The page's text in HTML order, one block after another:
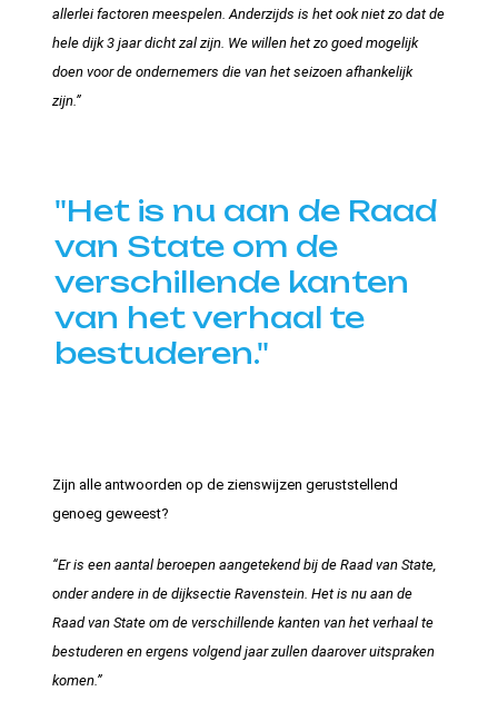
allerlei factoren meespelen. Anderzijds is het ook niet zo dat de
hele dijk 3 jaar dicht zal zijn. We willen het zo goed mogelijk
doen voor de ondernemers die van het seizoen afhankelijk
zijn.”
"Het is nu aan de Raad
van State om de
verschillende kanten
van het verhaal te
bestuderen."
Zijn alle antwoorden op de zienswijzen geruststellend
genoeg geweest?
“Er is een aantal beroepen aangetekend bij de Raad van State,
onder andere in de dijksectie Ravenstein. Het is nu aan de
Raad van State om de verschillende kanten van het verhaal te
bestuderen en ergens volgend jaar zullen daarover uitspraken
komen.”